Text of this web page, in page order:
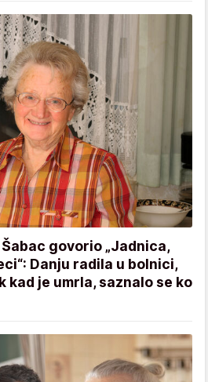
govorio „Jadnica,
Danju radila u bolnici,
kad je umrla, saznalo se ko